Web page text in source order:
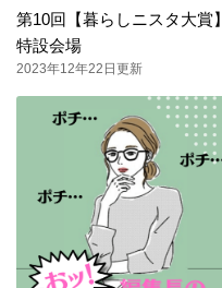
第10回【暮らしニスタ大賞】
特設会場
2023年12年22日更新